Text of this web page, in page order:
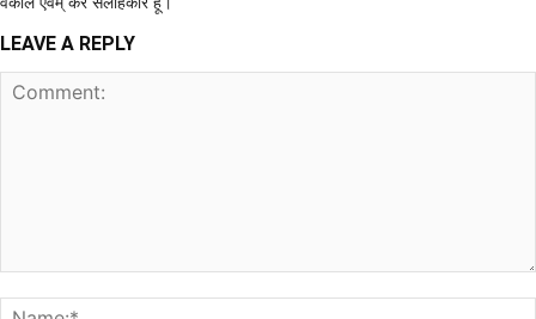
LEAVE A REPLY